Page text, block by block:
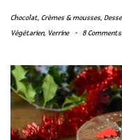
Chocolat, Crèmes & mousses,
Végétarien, Verrine - 8 Comments